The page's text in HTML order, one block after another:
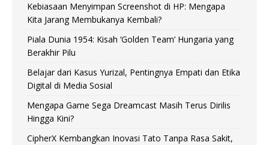
Kebiasaan Menyimpan Screenshot di HP: Mengapa
Kita Jarang Membukanya Kembali?
Piala Dunia 1954: Kisah ‘Golden Team’ Hungaria yang
Berakhir Pilu
Belajar dari Kasus Yurizal, Pentingnya Empati dan Etika
Digital di Media Sosial
Mengapa Game Sega Dreamcast Masih Terus Dirilis
Hingga Kini?
CipherX Kembangkan Inovasi Tato Tanpa Rasa Sakit,